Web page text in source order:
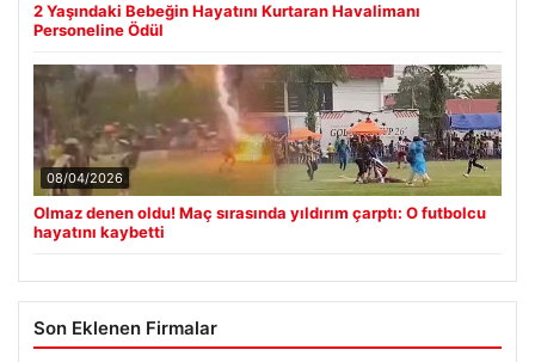
2 Yaşındaki Bebeğin Hayatını Kurtaran Havalimanı
Personeline Ödül
08/04/2026
Olmaz denen oldu! Maç sırasında yıldırım çarptı: O futbolcu
hayatını kaybetti
Son Eklenen Firmalar